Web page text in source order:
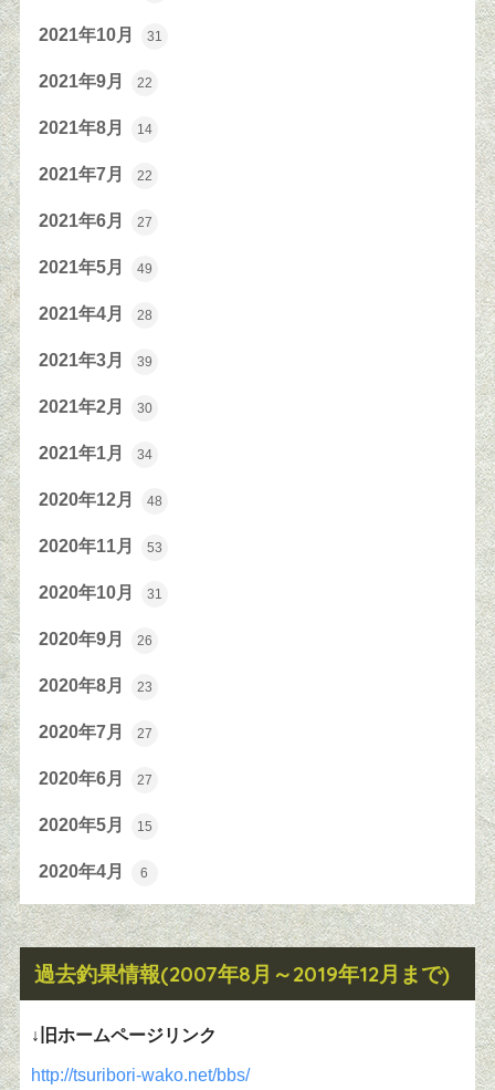
2021年10月 31
2021年9月 22
2021年8月 14
2021年7月 22
2021年6月 27
2021年5月 49
2021年4月 28
2021年3月 39
2021年2月 30
2021年1月 34
2020年12月 48
2020年11月 53
2020年10月 31
2020年9月 26
2020年8月 23
2020年7月 27
2020年6月 27
2020年5月 15
2020年4月 6
過去釣果情報(2007年8月～2019年12月まで)
↓旧ホームページリンク
http://tsuribori-wako.net/bbs/